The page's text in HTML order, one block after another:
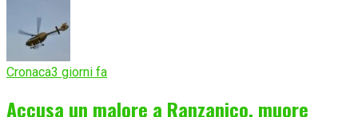
Cronaca3 giorni fa
Accusa un malore a Ranzanico, muore